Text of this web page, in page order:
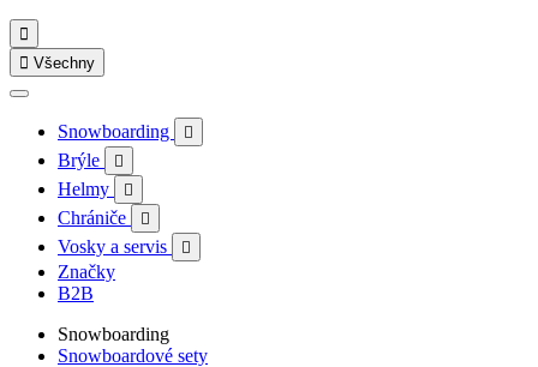

 Všechny
Snowboarding 
Brýle 
Helmy 
Chrániče 
Vosky a servis 
Značky
B2B
Snowboarding
Snowboardové sety